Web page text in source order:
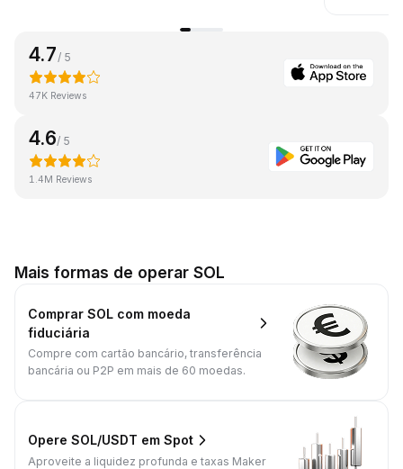
4.7 / 5
47K Reviews
4.6/ 5
1.4M Reviews
Mais formas de operar SOL
Comprar SOL com moeda
fiduciária
Compre com cartão bancário, transferência
bancária ou P2P em mais de 60 moedas.
Opere SOL/USDT em Spot
Aproveite a liquidez profunda e taxas Maker